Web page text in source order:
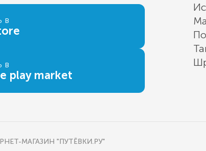
в
в
play market
МАГАЗИН "ПУТЁВКИ.РУ"